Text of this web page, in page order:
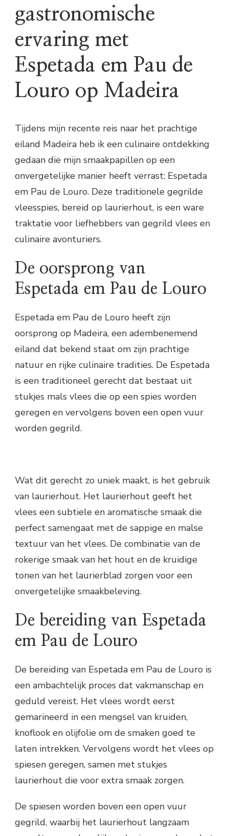
gastronomische
ervaring met
Espetada em Pau de
Louro op Madeira
Tijdens mijn recente reis naar het prachtige
eiland Madeira heb ik een culinaire ontdekking
gedaan die mijn smaakpapillen op een
onvergetelijke manier heeft verrast: Espetada
em Pau de Louro. Deze traditionele gegrilde
vleesspies, bereid op laurierhout, is een ware
traktatie voor liefhebbers van gegrild vlees en
culinaire avonturiers.
De oorsprong van
Espetada em Pau de Louro
Espetada em Pau de Louro heeft zijn
oorsprong op Madeira, een adembenemend
eiland dat bekend staat om zijn prachtige
natuur en rijke culinaire tradities. De Espetada
is een traditioneel gerecht dat bestaat uit
stukjes mals vlees die op een spies worden
geregen en vervolgens boven een open vuur
worden gegrild.
Wat dit gerecht zo uniek maakt, is het gebruik
van laurierhout. Het laurierhout geeft het
vlees een subtiele en aromatische smaak die
perfect samengaat met de sappige en malse
textuur van het vlees. De combinatie van de
rokerige smaak van het hout en de kruidige
tonen van het laurierblad zorgen voor een
onvergetelijke smaakbeleving.
De bereiding van Espetada
em Pau de Louro
De bereiding van Espetada em Pau de Louro is
een ambachtelijk proces dat vakmanschap en
geduld vereist. Het vlees wordt eerst
gemarineerd in een mengsel van kruiden,
knoflook en olijfolie om de smaken goed te
laten intrekken. Vervolgens wordt het vlees op
spiesen geregen, samen met stukjes
laurierhout die voor extra smaak zorgen.
De spiesen worden boven een open vuur
gegrild, waarbij het laurierhout langzaam